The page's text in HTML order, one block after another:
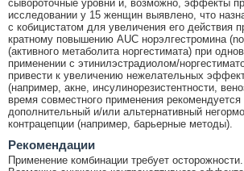
сывороточные уровни и, возможно, эффекты
исследовании у 15 женщин выявлено, что
с кобицистатом для увеличения его действия
кратному повышению AUC норэлгестромина
(активного метаболита норгестимата) при
применении с этинилэстрадиолом/
привести к увеличению нежелательных
(например, акне, инсулинорезистентности,
время совместного применения
дополнительный и/или альтернативный
контрацепции (например, барьерные методы).
Рекомендации
Применение комбинации требует осторожности.